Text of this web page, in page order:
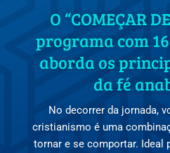
O “COMEÇAR
programa com
aborda os
da fé
No decorrer da jornada,
cristianismo é uma
tornar e se comportar. Ideal